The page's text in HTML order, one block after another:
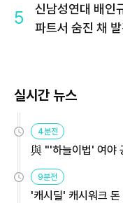
5
신남성연대 배인
파트서 숨진 채 발
실시간 뉴스
4분전
與 "'하늘이법' 여야
9분전
'캐시딜' 캐시워크